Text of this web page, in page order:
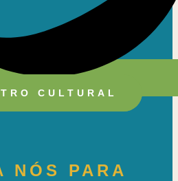
CULTURAL
NÓS PARA